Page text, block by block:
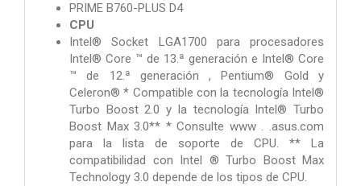
PRIME B760-PLUS D4
CPU
Intel® Socket LGA1700 para procesadores
Intel® Core ™ de 13.ª generación e Intel® Core
™ de 12.ª generación , Pentium® Gold y
Celeron® * Compatible con la tecnología Intel®
Turbo Boost 2.0 y la tecnología Intel® Turbo
Boost Max 3.0** * Consulte www . .asus.com
para la lista de soporte de CPU. ** La
compatibilidad con Intel ® Turbo Boost Max
Technology 3.0 depende de los tipos de CPU.